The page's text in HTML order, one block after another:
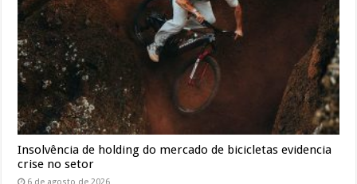
Insolvência de holding do mercado de bicicletas evidencia
crise no setor